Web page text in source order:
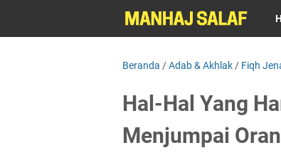
Beranda /Adab & Akhlak / Fiqh
Hal-Hal Yang
Menjumpai